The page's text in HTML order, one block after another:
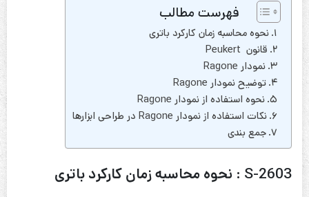
فهرست مطالب
نحوه محاسبه زمان کارکرد باتری
قانون Peukert
نمودار Ragone
توضیح نمودار Ragone
نحوه استفاده از نمودار Ragone
نکات استفاده از نمودار Ragone در طراحی ابزارها
جمع بندی
S-2603 : نحوه محاسبه زمان کارکرد باتری